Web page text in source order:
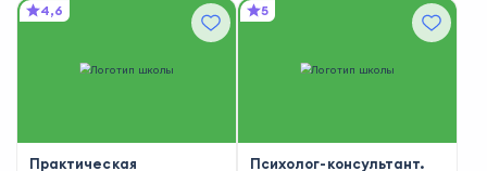
4,6
Практическая
5
Психолог-консультант.